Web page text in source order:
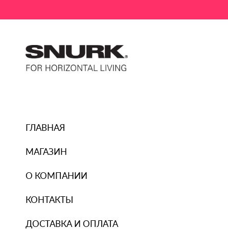
ГЛАВНАЯ
МАГАЗИН
О КОМПАНИИ
КОНТАКТЫ
ДОСТАВКА И ОПЛАТА